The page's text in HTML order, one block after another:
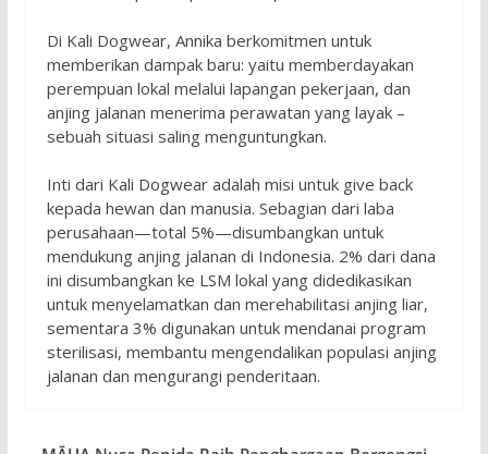
Di Kali Dogwear, Annika berkomitmen untuk
memberikan dampak baru: yaitu memberdayakan
perempuan lokal melalui lapangan pekerjaan, dan
anjing jalanan menerima perawatan yang layak –
sebuah situasi saling menguntungkan.
Inti dari Kali Dogwear adalah misi untuk give back
kepada hewan dan manusia. Sebagian dari laba
perusahaan—total 5%—disumbangkan untuk
mendukung anjing jalanan di Indonesia. 2% dari dana
ini disumbangkan ke LSM lokal yang didedikasikan
untuk menyelamatkan dan merehabilitasi anjing liar,
sementara 3% digunakan untuk mendanai program
sterilisasi, membantu mengendalikan populasi anjing
jalanan dan mengurangi penderitaan.